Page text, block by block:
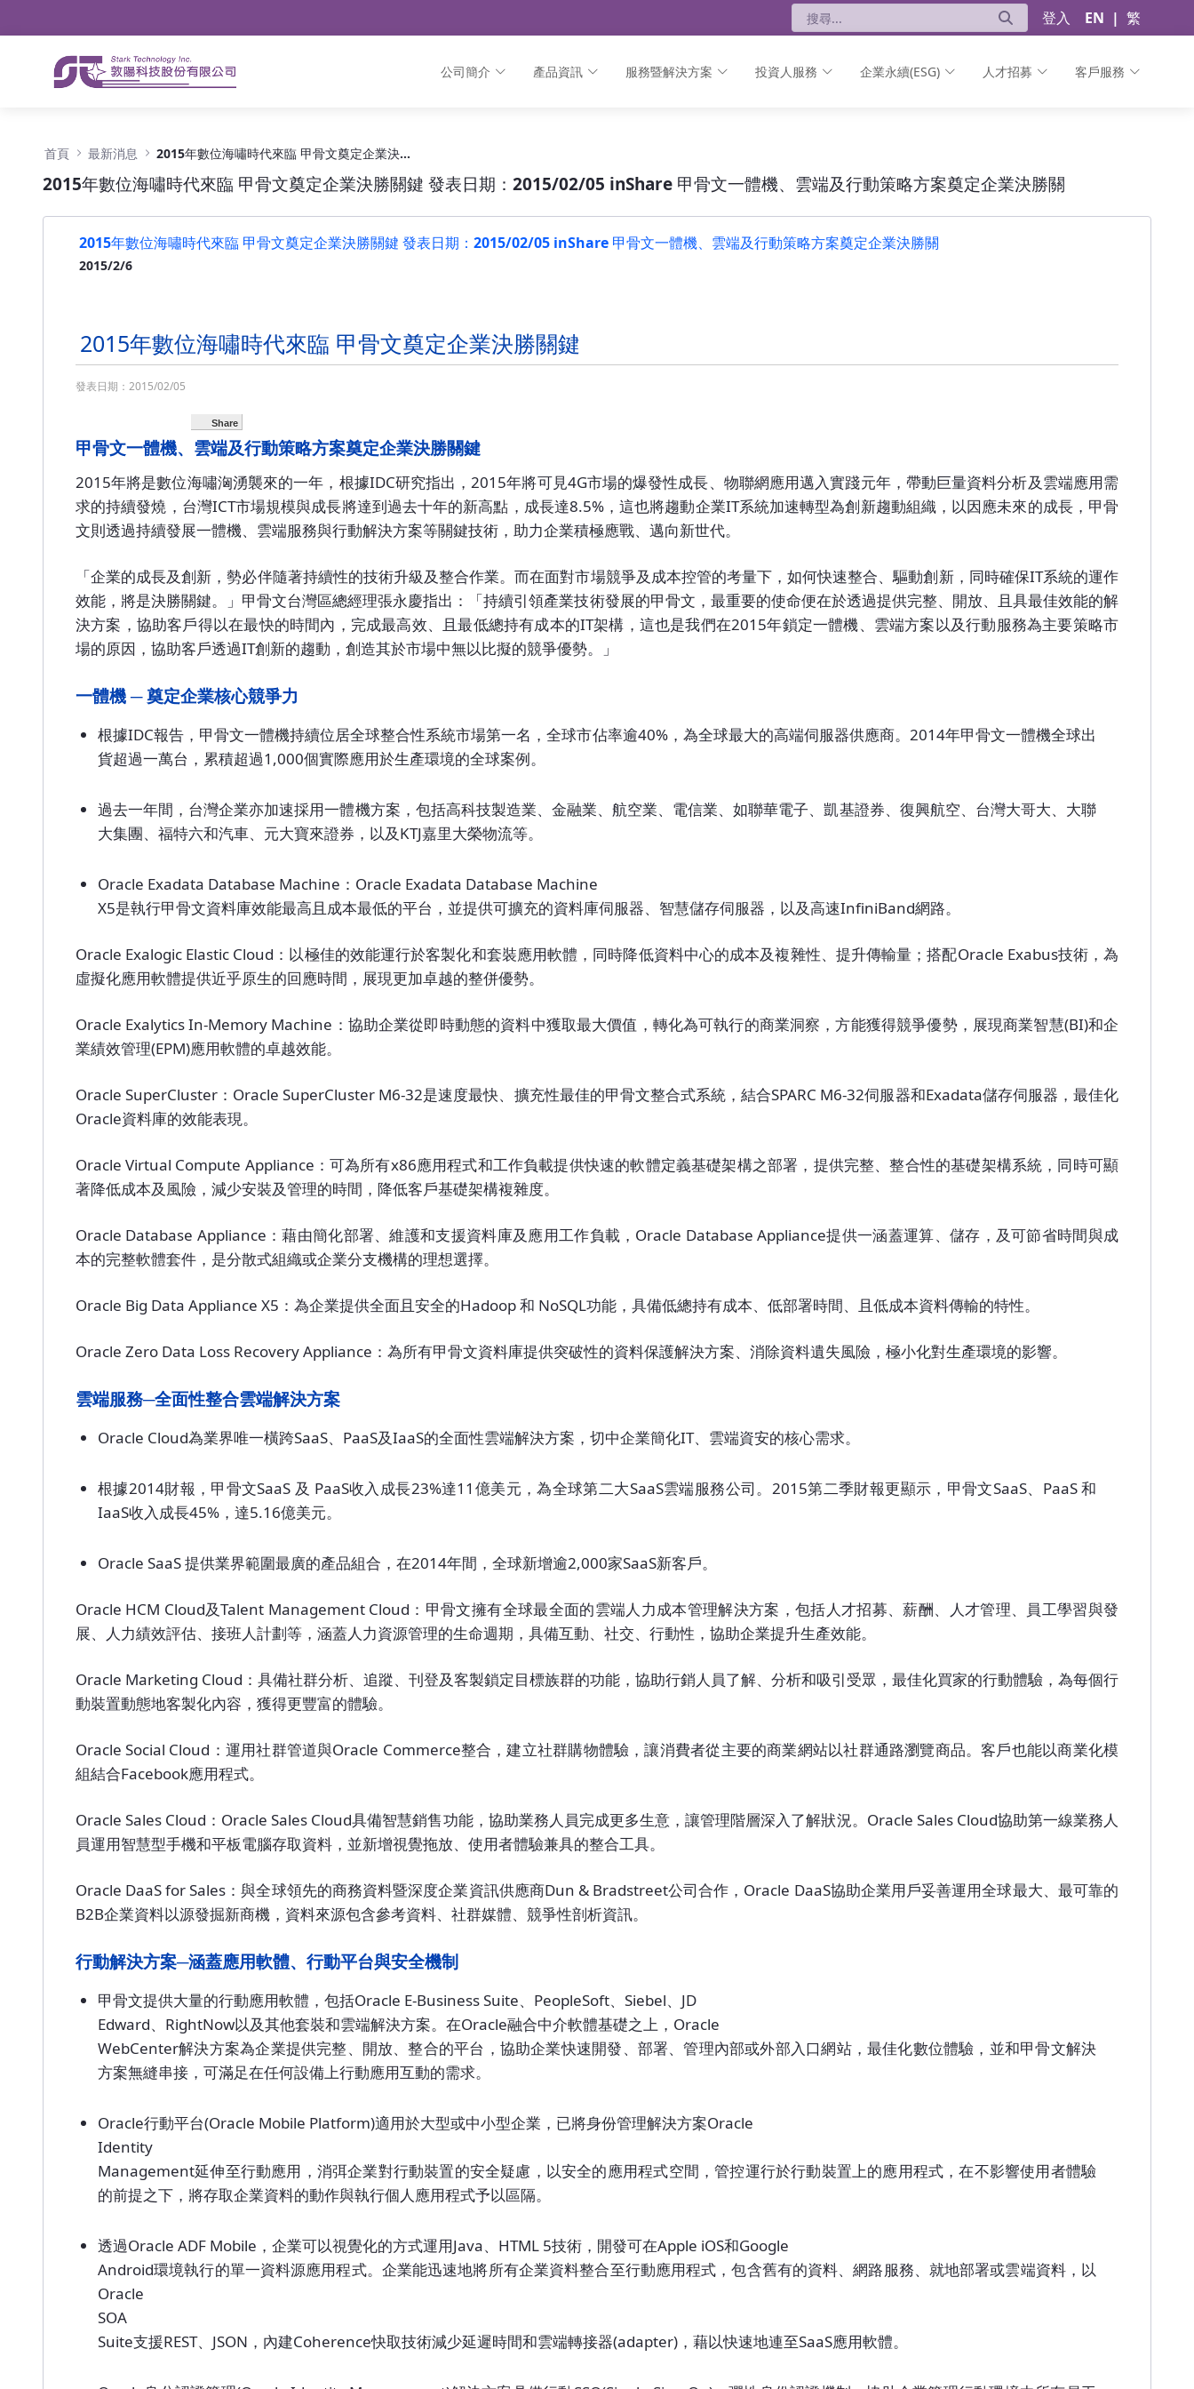
登入 EN | 繁
公司簡介 產品資訊 服務暨解決方案 投資人服務 企業永續(ESG) 人才招募 客戶服務
首頁 最新消息 2015年數位海嘯時代來臨 甲骨文奠定企業決勝關鍵 發表日期：2015/02/05 inShare 甲骨文一體機、雲端及行動策略方案奠定企業決勝關
2015年數位海嘯時代來臨 甲骨文奠定企業決勝關鍵 發表日期：2015/02/05 inShare 甲骨文一體機、雲端及行動策略方案奠定企業決勝關
2015年數位海嘯時代來臨 甲骨文奠定企業決勝關鍵 發表日期：2015/02/05 inShare 甲骨文一體機、雲端及行動策略方案奠定企業決勝關
2015/2/6
2015年數位海嘯時代來臨 甲骨文奠定企業決勝關鍵
發表日期： 2015/02/05
Share
甲骨文一體機、雲端及行動策略方案奠定企業決勝關鍵
2015年將是數位海嘯洶湧襲來的一年，根據IDC研究指出，2015年將可見4G市場的爆發性成長、物聯網應用邁入實踐元年，帶動巨量資料分析及雲端應用需
求的持續發燒，台灣ICT市場規模與成長將達到過去十年的新高點，成長達8.5%，這也將趨動企業IT系統加速轉型為創新趨動組織，以因應未來的成長，甲骨
文則透過持續發展一體機、雲端服務與行動解決方案等關鍵技術，助力企業積極應戰、邁向新世代。
「企業的成長及創新，勢必伴隨著持續性的技術升級及整合作業。而在面對市場競爭及成本控管的考量下，如何快速整合、驅動創新，同時確保IT系統的運作
效能，將是決勝關鍵。」甲骨文台灣區總經理張永慶指出：「持續引領產業技術發展的甲骨文，最重要的使命便在於透過提供完整、開放、且具最佳效能的解
決方案，協助客戶得以在最快的時間內，完成最高效、且最低總持有成本的IT架構，這也是我們在2015年鎖定一體機、雲端方案以及行動服務為主要策略市
場的原因，協助客戶透過IT創新的趨動，創造其於市場中無以比擬的競爭優勢。」
一體機 ─ 奠定企業核心競爭力
根據IDC報告，甲骨文一體機持續位居全球整合性系統市場第一名，全球市佔率逾40%，為全球最大的高端伺服器供應商。2014年甲骨文一體機全球出
貨超過一萬台，累積超過1,000個實際應用於生產環境的全球案例。
過去一年間，台灣企業亦加速採用一體機方案，包括高科技製造業、金融業、航空業、電信業、如聯華電子、凱基證券、復興航空、台灣大哥大、大聯
大集團、福特六和汽車、元大寶來證券，以及KTJ嘉里大榮物流等。
Oracle Exadata Database Machine：Oracle Exadata Database Machine
X5是執行甲骨文資料庫效能最高且成本最低的平台，並提供可擴充的資料庫伺服器、智慧儲存伺服器，以及高速InfiniBand網路。
Oracle Exalogic Elastic Cloud：以極佳的效能運行於客製化和套裝應用軟體，同時降低資料中心的成本及複雜性、提升傳輸量；搭配Oracle Exabus技術，為
虛擬化應用軟體提供近乎原生的回應時間，展現更加卓越的整併優勢。
Oracle Exalytics In-Memory Machine：協助企業從即時動態的資料中獲取最大價值，轉化為可執行的商業洞察，方能獲得競爭優勢，展現商業智慧(BI)和企
業績效管理(EPM)應用軟體的卓越效能。
Oracle SuperCluster：Oracle SuperCluster M6-32是速度最快、擴充性最佳的甲骨文整合式系統，結合SPARC M6-32伺服器和Exadata儲存伺服器，最佳化
Oracle資料庫的效能表現。
Oracle Virtual Compute Appliance：可為所有x86應用程式和工作負載提供快速的軟體定義基礎架構之部署，提供完整、整合性的基礎架構系統，同時可顯
著降低成本及風險，減少安裝及管理的時間，降低客戶基礎架構複雜度。
Oracle Database Appliance：藉由簡化部署、維護和支援資料庫及應用工作負載，Oracle Database Appliance提供一涵蓋運算、儲存，及可節省時間與成
本的完整軟體套件，是分散式組織或企業分支機構的理想選擇。
Oracle Big Data Appliance X5：為企業提供全面且安全的Hadoop 和 NoSQL功能，具備低總持有成本、低部署時間、且低成本資料傳輸的特性。
Oracle Zero Data Loss Recovery Appliance：為所有甲骨文資料庫提供突破性的資料保護解決方案、消除資料遺失風險，極小化對生產環境的影響。
雲端服務─全面性整合雲端解決方案
Oracle Cloud為業界唯一橫跨SaaS、PaaS及IaaS的全面性雲端解決方案，切中企業簡化IT、雲端資安的核心需求。
根據2014財報，甲骨文SaaS 及 PaaS收入成長23%達11億美元，為全球第二大SaaS雲端服務公司。2015第二季財報更顯示，甲骨文SaaS、PaaS 和
IaaS收入成長45%，達5.16億美元。
Oracle SaaS 提供業界範圍最廣的產品組合，在2014年間，全球新增逾2,000家SaaS新客戶。
Oracle HCM Cloud及Talent Management Cloud：甲骨文擁有全球最全面的雲端人力成本管理解決方案，包括人才招募、薪酬、人才管理、員工學習與發
展、人力績效評估、接班人計劃等，涵蓋人力資源管理的生命週期，具備互動、社交、行動性，協助企業提升生產效能。
Oracle Marketing Cloud：具備社群分析、追蹤、刊登及客製鎖定目標族群的功能，協助行銷人員了解、分析和吸引受眾，最佳化買家的行動體驗，為每個行
動裝置動態地客製化內容，獲得更豐富的體驗。
Oracle Social Cloud：運用社群管道與Oracle Commerce整合，建立社群購物體驗，讓消費者從主要的商業網站以社群通路瀏覽商品。客戶也能以商業化模
組結合Facebook應用程式。
Oracle Sales Cloud：Oracle Sales Cloud具備智慧銷售功能，協助業務人員完成更多生意，讓管理階層深入了解狀況。Oracle Sales Cloud協助第一線業務人
員運用智慧型手機和平板電腦存取資料，並新增視覺拖放、使用者體驗兼具的整合工具。
Oracle DaaS for Sales：與全球領先的商務資料暨深度企業資訊供應商Dun & Bradstreet公司合作，Oracle DaaS協助企業用戶妥善運用全球最大、最可靠的
B2B企業資料以源發掘新商機，資料來源包含參考資料、社群媒體、競爭性剖析資訊。
行動解決方案─涵蓋應用軟體、行動平台與安全機制
甲骨文提供大量的行動應用軟體，包括Oracle E-Business Suite、PeopleSoft、Siebel、JD
Edward、RightNow以及其他套裝和雲端解決方案。在Oracle融合中介軟體基礎之上，Oracle
WebCenter解決方案為企業提供完整、開放、整合的平台，協助企業快速開發、部署、管理內部或外部入口網站，最佳化數位體驗，並和甲骨文解決
方案無縫串接，可滿足在任何設備上行動應用互動的需求。
Oracle行動平台(Oracle Mobile Platform)適用於大型或中小型企業，已將身份管理解決方案Oracle
Identity
Management延伸至行動應用，消弭企業對行動裝置的安全疑慮，以安全的應用程式空間，管控運行於行動裝置上的應用程式，在不影響使用者體驗
的前提之下，將存取企業資料的動作與執行個人應用程式予以區隔。
透過Oracle ADF Mobile，企業可以視覺化的方式運用Java、HTML 5技術，開發可在Apple iOS和Google
Android環境執行的單一資料源應用程式。企業能迅速地將所有企業資料整合至行動應用程式，包含舊有的資料、網路服務、就地部署或雲端資料，以
Oracle
SOA
Suite支援REST、JSON，內建Coherence快取技術減少延遲時間和雲端轉接器(adapter)，藉以快速地連至SaaS應用軟體。